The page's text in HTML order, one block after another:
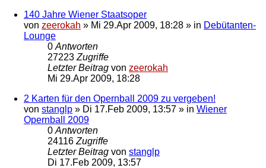
140 Jahre Wiener Staatsoper
von zeerokah » Mi 29.Apr 2009, 18:28 » in Debütanten-
Lounge
0 Antworten
27223 Zugriffe
Letzter Beitrag von zeerokah
Mi 29.Apr 2009, 18:28
2 Karten für den Opernball 2009 zu vergeben!
von stanglp » Di 17.Feb 2009, 13:57 » in Wiener
Opernball 2009
0 Antworten
24116 Zugriffe
Letzter Beitrag von stanglp
Di 17.Feb 2009, 13:57